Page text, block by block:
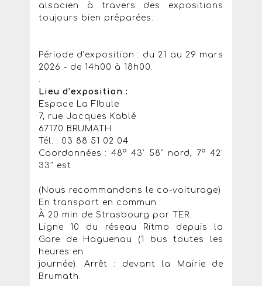
alsacien à travers des expositions
toujours bien préparées.
Période d’exposition : du 21 au 29 mars
2026 - de 14h00 à 18h00.
Lieu d’exposition :
Espace La FIbule
7, rue Jacques Kablé
67170 BRUMATH
Tél. : 03 88 51 02 04
Coordonnées : 48° 43′ 58″ nord, 7° 42′
33″ est
(Nous recommandons le co-voiturage)
En transport en commun :
À 20 min de Strasbourg par TER.
Ligne 10 du réseau Ritmo depuis la
Gare de Haguenau (1 bus toutes les
heures en
journée). Arrêt : devant la Mairie de
Brumath.